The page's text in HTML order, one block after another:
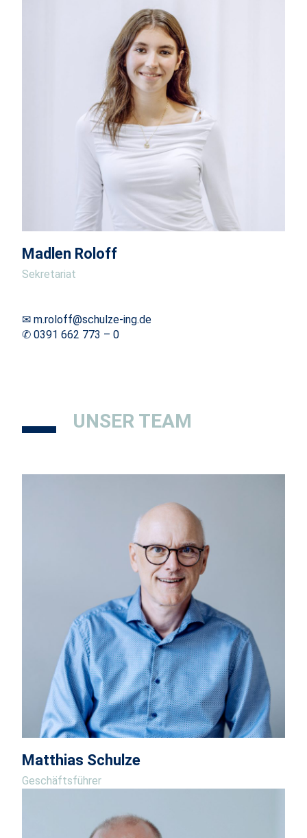
Madlen Roloff
Sekretariat
✉ m.roloff@schulze-ing.de
✆ 0391 662 773 – 0
UNSER TEAM
Matthias Schulze
Geschäftsführer